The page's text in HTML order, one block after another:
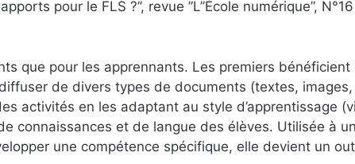
pour le FLS ?”, revue ”L”École numérique”,
que pour les apprennants. Les premiers bénéficient
de divers types de documents (textes,
activités en les adaptant au style d’apprentissage
connaissances et de langue des élѐves. Utilisée à
une compétence spécifique, elle devient un